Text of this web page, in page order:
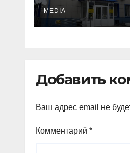
2026 жылғы 1
туралы
хабарлайды
MEDIA
Добавить
Ваш адрес email не
Комментарий *